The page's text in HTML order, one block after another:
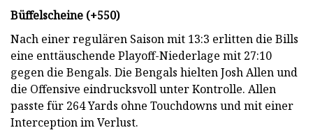
Büffelscheine (+550)
Nach einer regulären Saison mit 13:3 erlitten die Bills
eine enttäuschende Playoff-Niederlage mit 27:10
gegen die Bengals. Die Bengals hielten Josh Allen und
die Offensive eindrucksvoll unter Kontrolle. Allen
passte für 264 Yards ohne Touchdowns und mit einer
Interception im Verlust.